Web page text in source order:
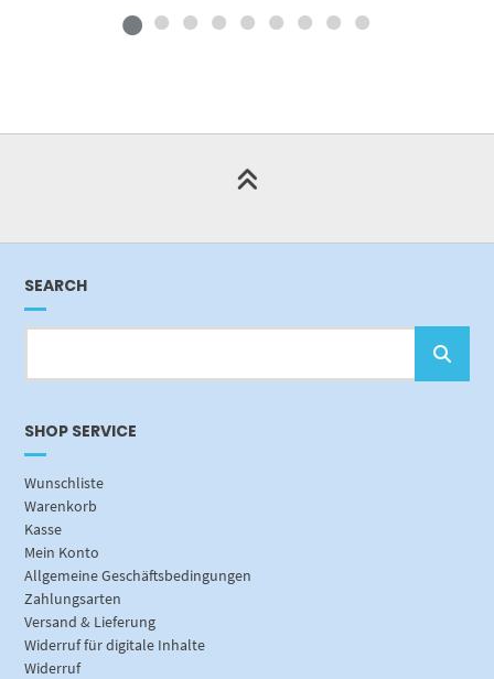
SEARCH
SHOP SERVICE
Wunschliste
Warenkorb
Kasse
Mein Konto
Allgemeine Geschäftsbedingungen
Zahlungsarten
Versand & Lieferung
Widerruf für digitale Inhalte
Widerruf